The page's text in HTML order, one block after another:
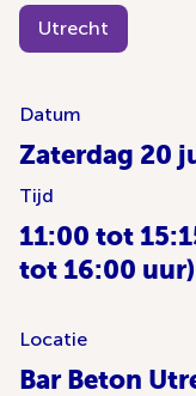
Utrecht
Datum
Zaterdag 20
Tijd
11:00 tot
tot 16:00 uur)
Locatie
Bar Beton